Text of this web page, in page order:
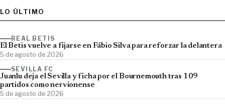
LO ÚLTIMO
REAL BETIS
El Betis vuelve a fijarse en Fábio Silva para reforzar la delantera
5 de agosto de 2026
SEVILLA FC
Juanlu deja el Sevilla y ficha por el Bournemouth tras 109
partidos como nervionense
5 de agosto de 2026